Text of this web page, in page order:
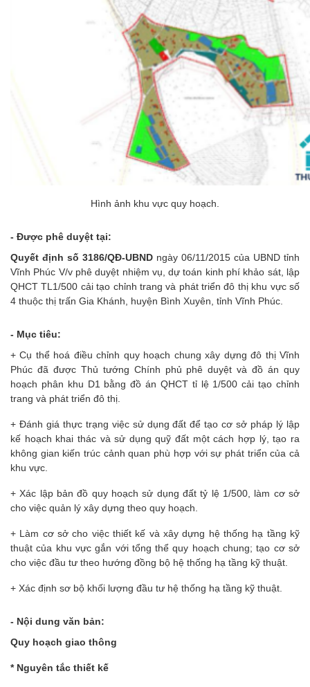
Hình ảnh khu vực quy hoạch.
- Được phê duyệt tại:
Quyết định số 3186/QĐ-UBND ngày 06/11/2015 của UBND tỉnh
Vĩnh Phúc V/v phê duyệt nhiệm vụ, dự toán kinh phí khảo sát, lập
QHCT TL1/500 cải tạo chỉnh trang và phát triển đô thị khu vực số
4 thuộc thị trấn Gia Khánh, huyện Bình Xuyên, tỉnh Vĩnh Phúc.
- Mục tiêu:
+ Cụ thể hoá điều chỉnh quy hoạch chung xây dựng đô thị Vĩnh
Phúc đã được Thủ tướng Chính phủ phê duyệt và đồ án quy
hoạch phân khu D1 bằng đồ án QHCT tỉ lệ 1/500 cải tạo chỉnh
trang và phát triển đô thị.
+ Đánh giá thực trạng việc sử dụng đất để tạo cơ sở pháp lý lập
kế hoạch khai thác và sử dụng quỹ đất một cách hợp lý, tạo ra
không gian kiến trúc cảnh quan phù hợp với sự phát triển của cả
khu vực.
+ Xác lập bản đồ quy hoạch sử dụng đất tỷ lệ 1/500, làm cơ sở
cho việc quản lý xây dựng theo quy hoạch.
+ Làm cơ sở cho việc thiết kế và xây dựng hệ thống hạ tầng kỹ
thuật của khu vực gắn với tổng thể quy hoạch chung; tạo cơ sở
cho việc đầu tư theo hướng đồng bộ hệ thống hạ tầng kỹ thuật.
+ Xác định sơ bộ khối lượng đầu tư hệ thống hạ tầng kỹ thuật.
- Nội dung văn bản:
Quy hoạch giao thông
* Nguyên tắc thiết kế